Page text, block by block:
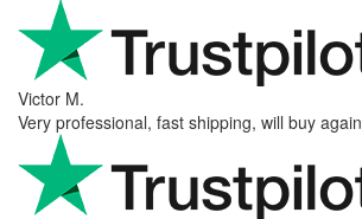
Victor M.
Very professional, fast shipping, will buy again